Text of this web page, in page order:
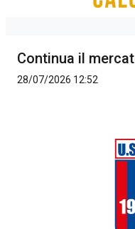
Continua il
28/07/2026 12:52